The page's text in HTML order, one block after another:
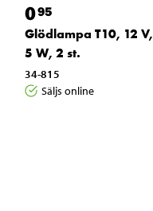
095
Glödlampa T10, 12 V,
5 W, 2 st.
34-815
Säljs online